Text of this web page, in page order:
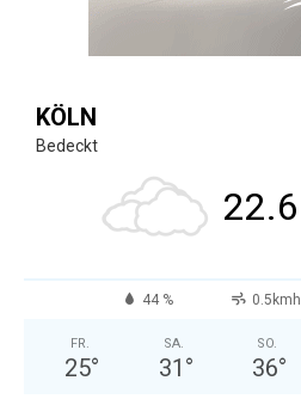
KÖLN
Bedeckt
22.6
44 % 0.5kmh
FR.
25°
SA.
31 °
SO.
36°